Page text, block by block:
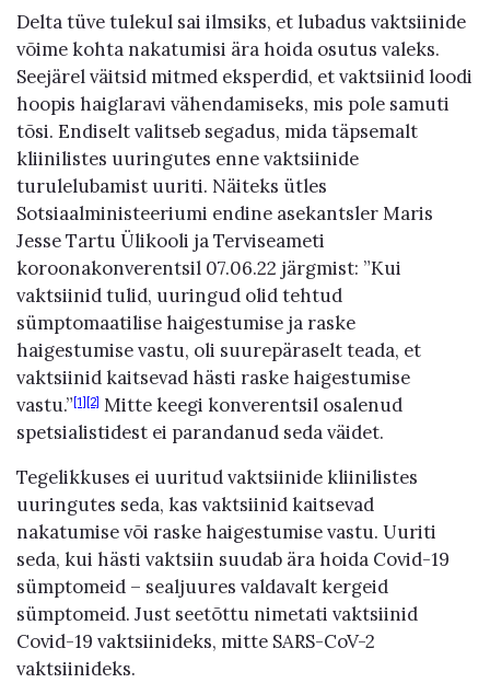
Delta tüve tulekul sai ilmsiks, et lubadus vaktsiinide
võime kohta nakatumisi ära hoida osutus valeks.
Seejärel väitsid mitmed eksperdid, et vaktsiinid loodi
hoopis haiglaravi vähendamiseks, mis pole samuti
tõsi. Endiselt valitseb segadus, mida täpsemalt
kliinilistes uuringutes enne vaktsiinide
turulelubamist uuriti. Näiteks ütles
Sotsiaalministeeriumi endine asekantsler Maris
Jesse Tartu Ülikooli ja Terviseameti
koroonakonverentsil 07.06.22 järgmist: ”Kui
vaktsiinid tulid, uuringud olid tehtud
sümptomaatilise haigestumise ja raske
haigestumise vastu, oli suurepäraselt teada, et
vaktsiinid kaitsevad hästi raske haigestumise
vastu.”[1][2] Mitte keegi konverentsil osalenud
spetsialistidest ei parandanud seda väidet.
Tegelikkuses ei uuritud vaktsiinide kliinilistes
uuringutes seda, kas vaktsiinid kaitsevad
nakatumise või raske haigestumise vastu. Uuriti
seda, kui hästi vaktsiin suudab ära hoida Covid-19
sümptomeid – sealjuures valdavalt kergeid
sümptomeid. Just seetõttu nimetati vaktsiinid
Covid-19 vaktsiinideks, mitte SARS-CoV-2
vaktsiinideks.